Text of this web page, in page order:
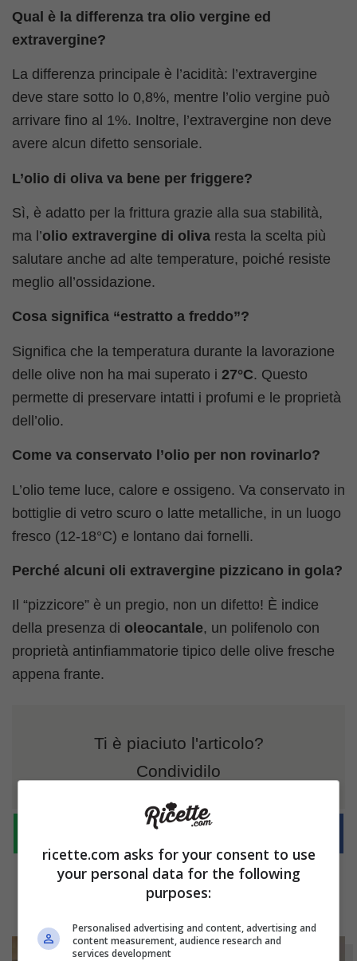
Qual è la differenza tra olio vergine ed
extravergine?
La differenza principale è l’acidità: l’extravergine
deve stare sotto lo 0,8%, mentre l’olio vergine può
arrivare fino al 1%. Inoltre, l’extravergine non deve
avere alcun difetto sensoriale.
L’olio di oliva va bene per friggere?
Sì, è adatto per la frittura grazie alla sua stabilità,
ma l’olio extravergine di oliva resta la scelta più
salutare anche ad alte temperature, poiché resiste
meglio all’ossidazione.
Cosa significa “estratto a freddo”?
Significa che la temperatura durante la lavorazione
delle olive non ha mai superato i 27°C. Questo
permette di preservare intatti i profumi e le proprietà
dell’olio.
Come va conservato l’olio per non rovinarlo?
L’olio teme luce, calore e ossigeno. Va conservato in
bottiglie di vetro scuro o latte metalliche, in un luogo
fresco (12-18°C) e lontano dai fornelli.
Perché alcuni oli extravergine pizzicano in gola?
Il “pizzicore” è un pregio, non un difetto! È indice
della presenza di oleocantale, un polifenolo con
proprietà antinfiammatorie tipico delle olive fresche
appena frante.
Ti è piaciuto l'articolo?
Condividilo
ricette.com asks for your consent to use
your personal data for the following
purposes:
Personalised advertising and content, advertising and
content measurement, audience research and
services development